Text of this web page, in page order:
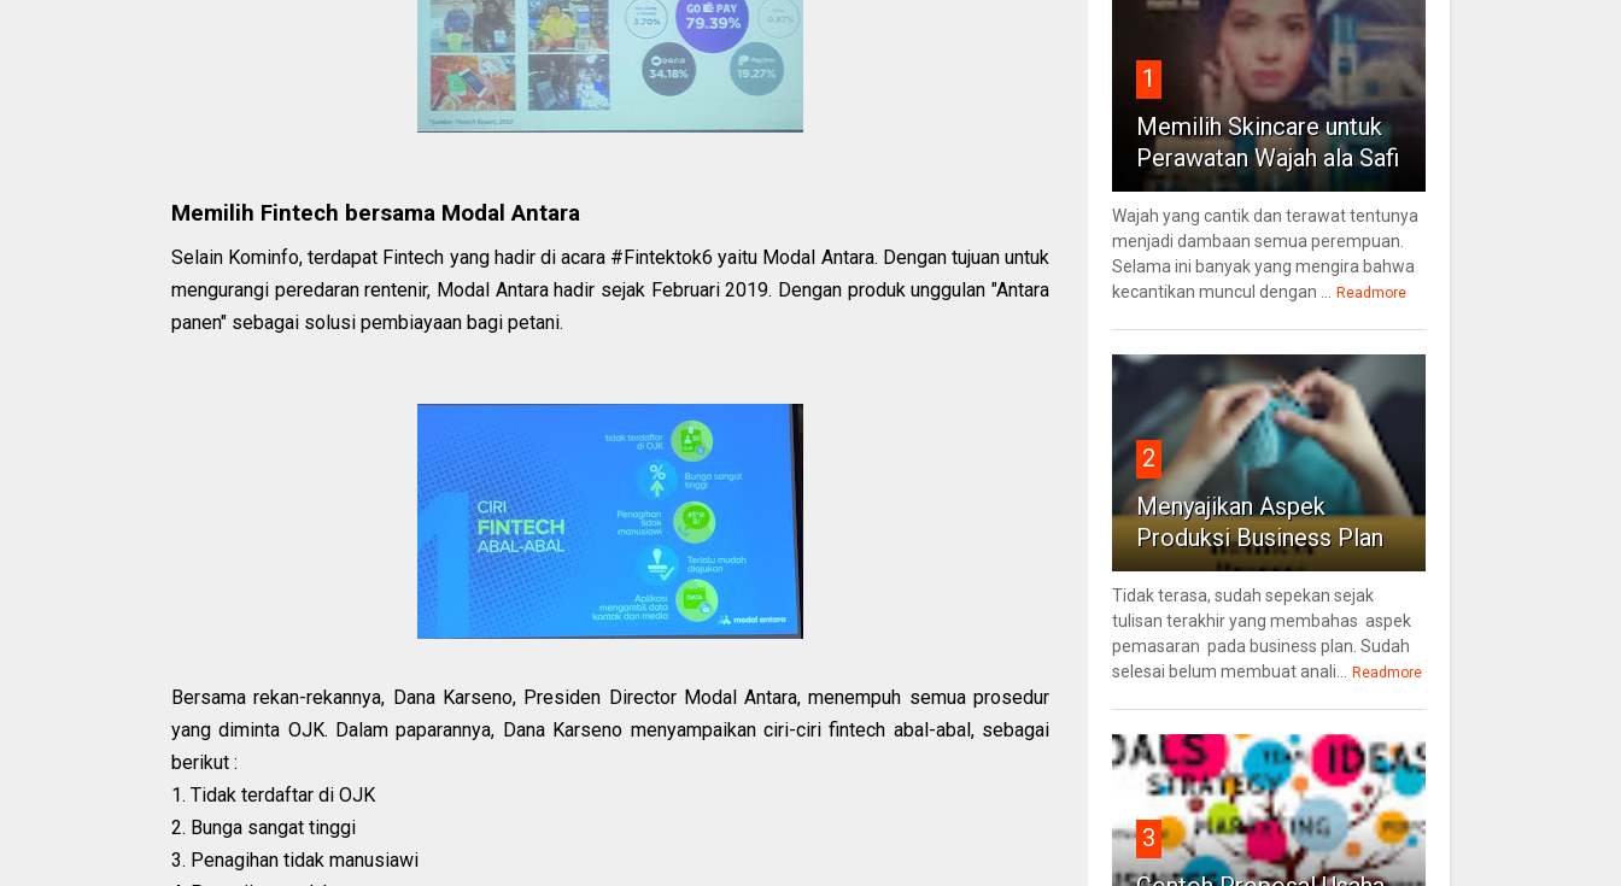
Memilih Fintech bersama Modal Antara
Selain Kominfo, terdapat Fintech yang hadir di acara #Fintektok6 yaitu Modal Antara. Dengan tujuan untuk
mengurangi peredaran rentenir, Modal Antara hadir sejak Februari 2019. Dengan produk unggulan "Antara
panen" sebagai solusi pembiayaan bagi petani.
Bersama rekan-rekannya, Dana Karseno, Presiden Director Modal Antara, menempuh semua prosedur
yang diminta OJK. Dalam paparannya, Dana Karseno menyampaikan ciri-ciri fintech abal-abal, sebagai
berikut :
1. Tidak terdaftar di OJK
2. Bunga sangat tinggi
3. Penagihan tidak manusiawi
1
Memilih Skincare untuk
Perawatan Wajah ala Safi
Wajah yang cantik dan terawat tentunya
menjadi dambaan semua perempuan.
Selama ini banyak yang mengira bahwa
kecantikan muncul dengan ... Readmore
2
Menyajikan Aspek
Produksi Business Plan
Tidak terasa, sudah sepekan sejak
tulisan terakhir yang membahas aspek
pemasaran pada business plan. Sudah
selesai belum membuat anali... Readmore
3